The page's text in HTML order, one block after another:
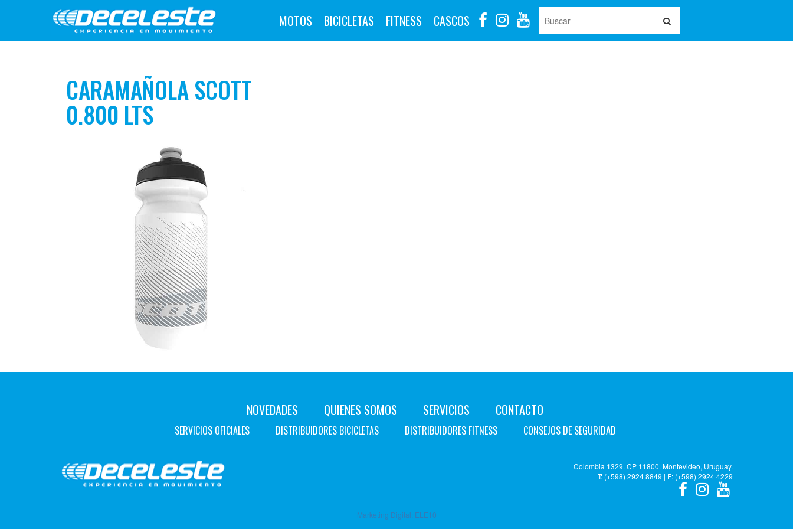
MOTOS BICICLETAS FITNESS CASCOS
CARAMAÑOLA SCOTT
0.800 LTS
NOVEDADES QUIENES SOMOS SERVICIOS CONTACTO
SERVICIOS OFICIALES DISTRIBUIDORES BICICLETAS DISTRIBUIDORES FITNESS CONSEJOS DE SEGURIDAD
Colombia 1329. CP 11800. Montevideo, Uruguay.
T: (+598) 2924 8849 | F: (+598) 2924 4229
Marketing Digital: ELE10